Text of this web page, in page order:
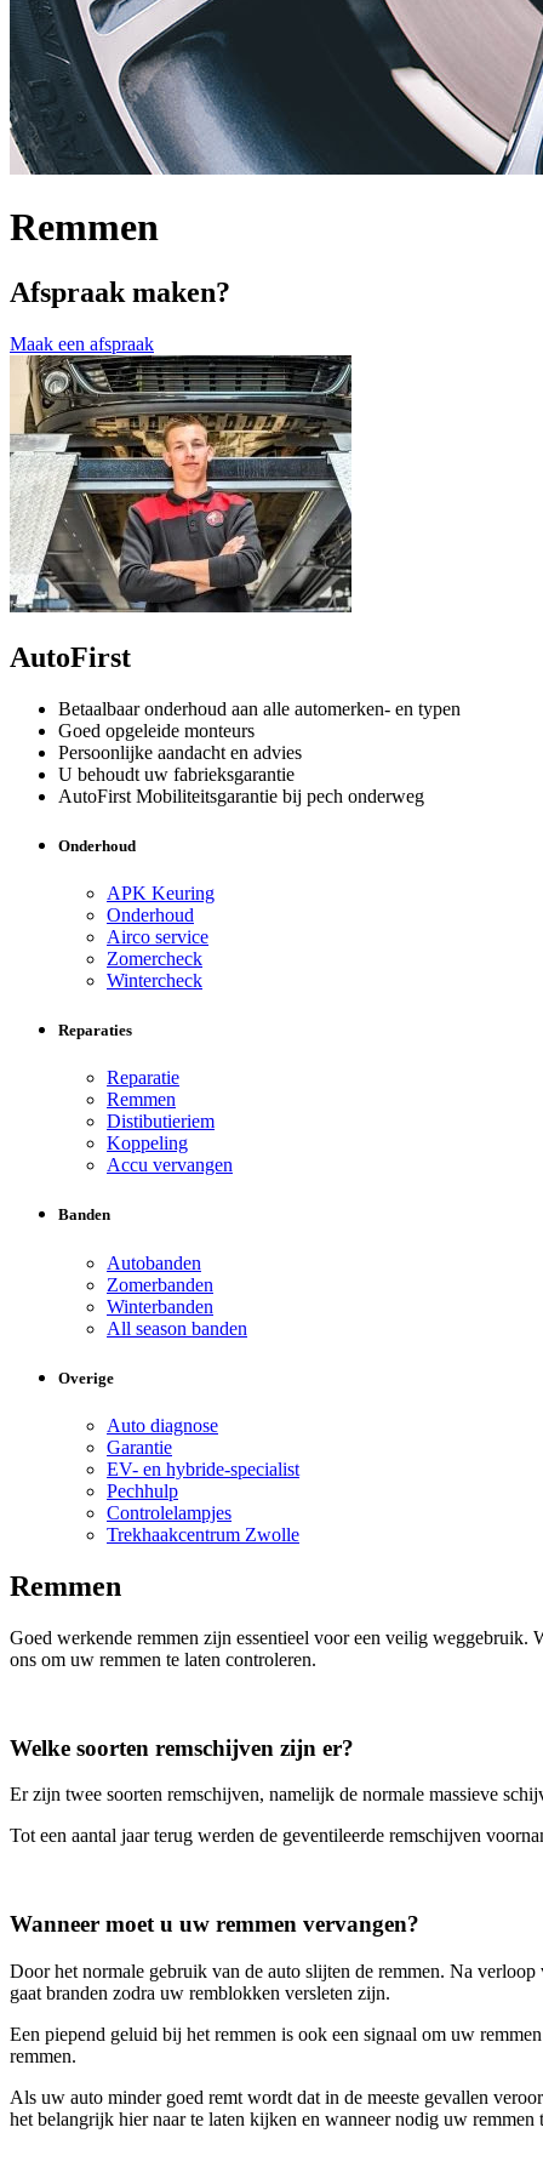
Remmen
Afspraak maken?
Maak een afspraak
AutoFirst
Betaalbaar onderhoud aan alle automerken- en typen
Goed opgeleide monteurs
Persoonlijke aandacht en advies
U behoudt uw fabrieksgarantie
AutoFirst Mobiliteitsgarantie bij pech onderweg
Onderhoud
APK Keuring
Onderhoud
Airco service
Zomercheck
Wintercheck
Reparaties
Reparatie
Remmen
Distibutieriem
Koppeling
Accu vervangen
Banden
Autobanden
Zomerbanden
Winterbanden
All season banden
Overige
Auto diagnose
Garantie
EV- en hybride-specialist
Pechhulp
Controlelampjes
Trekhaakcentrum Zwolle
Remmen
Goed werkende remmen zijn essentieel voor een veilig weggebruik.
ons om uw remmen te laten controleren.
Welke soorten remschijven zijn er?
Er zijn twee soorten remschijven, namelijk de normale massieve
Tot een aantal jaar terug werden de geventileerde remschijven
Wanneer moet u uw remmen vervangen?
Door het normale gebruik van de auto slijten de remmen. Na
gaat branden zodra uw remblokken versleten zijn.
Een piepend geluid bij het remmen is ook een signaal om uw
remmen.
Als uw auto minder goed remt wordt dat in de meeste gevallen
het belangrijk hier naar te laten kijken en wanneer nodig uw remmen